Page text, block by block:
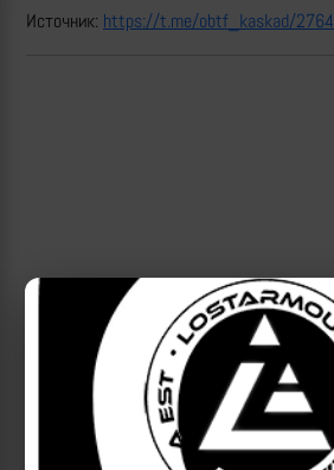
Источник: https://t.me/obtf_kaskad/2764